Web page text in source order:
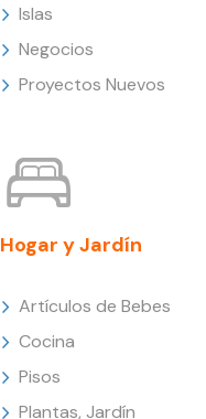
Islas
Negocios
Proyectos Nuevos
Hogar y Jardín
Artículos de Bebes
Cocina
Pisos
Plantas, Jardín